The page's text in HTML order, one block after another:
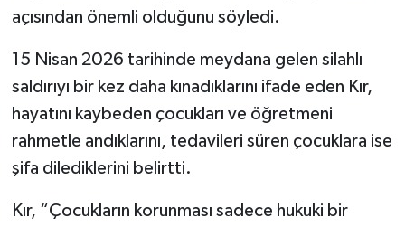
açısından önemli olduğunu söyledi.
15 Nisan 2026 tarihinde meydana gelen silahlı
saldırıyı bir kez daha kınadıklarını ifade eden Kır,
hayatını kaybeden çocukları ve öğretmeni
rahmetle andıklarını, tedavileri süren çocuklara ise
şifa dilediklerini belirtti.
Kır, “Çocukların korunması sadece hukuki bir